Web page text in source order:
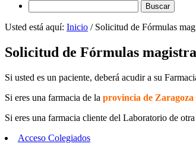
Usted está aquí: Inicio /Solicitud de Fórmulas
Solicitud de Fórmulas
Si usted es un paciente, deberá acudir a su
Si eres una farmacia de la provincia de
Si eres una farmacia cliente del Laboratorio de
Acceso Colegiados